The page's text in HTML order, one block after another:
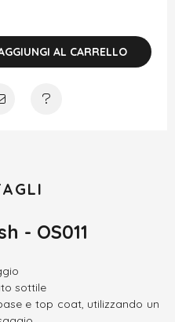
AL CARRELLO
- OS011
sottile
e top coat, utilizzando un